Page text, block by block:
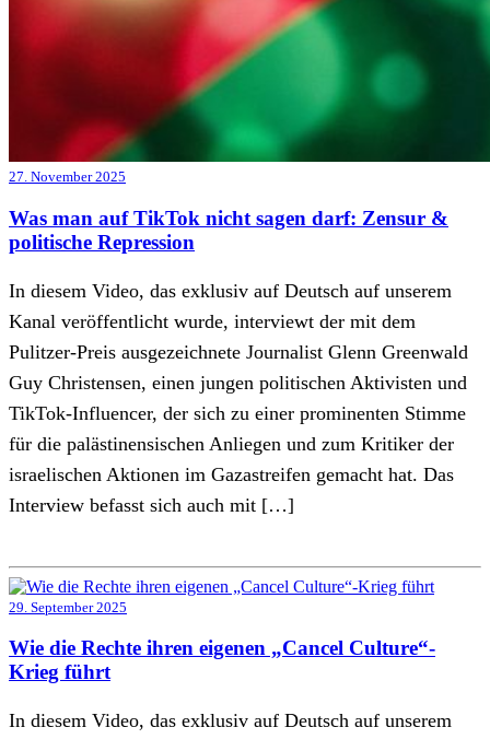
27. November 2025
Was man auf TikTok nicht sagen darf: Zensur &
politische Repression
In diesem Video, das exklusiv auf Deutsch auf unserem
Kanal veröffentlicht wurde, interviewt der mit dem
Pulitzer-Preis ausgezeichnete Journalist Glenn Greenwald
Guy Christensen, einen jungen politischen Aktivisten und
TikTok-Influencer, der sich zu einer prominenten Stimme
für die palästinensischen Anliegen und zum Kritiker der
israelischen Aktionen im Gazastreifen gemacht hat. Das
Interview befasst sich auch mit […]
29. September 2025
Wie die Rechte ihren eigenen „Cancel Culture“-
Krieg führt
In diesem Video, das exklusiv auf Deutsch auf unserem